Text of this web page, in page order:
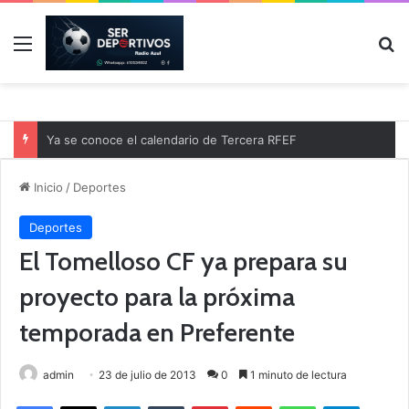
Menú
Ya se conoce el calendario de Tercera RFEF
Inicio / Deportes
Deportes
El Tomelloso CF ya prepara su
proyecto para la próxima
temporada en Preferente
admin 23 de julio de 2013 0 1 minuto de lectura